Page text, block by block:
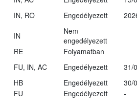
IN, RO Engedélyezett
IN
Nem
engedélyezett
RE
Folyamatban
FU, IN, AC Engedélyezett
31/
HB Engedélyezett
30/
FU Engedélyezett
-